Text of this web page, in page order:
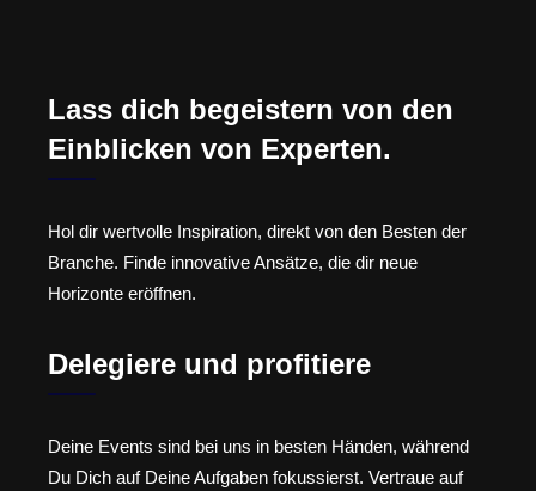
Lass dich begeistern von den
Einblicken von Experten.
Hol dir wertvolle Inspiration, direkt von den Besten der
Branche. Finde innovative Ansätze, die dir neue
Horizonte eröffnen.
Delegiere und profitiere
Deine Events sind bei uns in besten Händen, während
Du Dich auf Deine Aufgaben fokussierst. Vertraue auf